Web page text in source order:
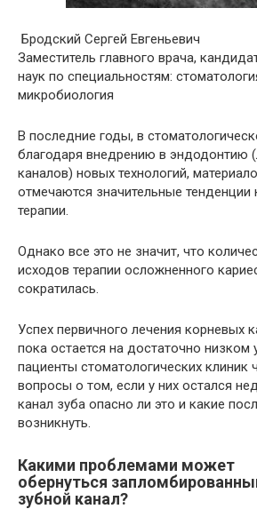
Бродский Сергей Евгеньевич
Заместитель главного врача,
наук по специальностям:
микробиология
В последние годы, в
благодаря внедрению в эндодонтию
каналов) новых технологий,
отмечаются значительные тенденции
терапии.
Однако все это не значит, что
исходов терапии осложненного
сократилась.
Успех первичного лечения корневых
пока остается на достаточно низком
пациенты стоматологических клиник
вопросы о том, если у них остался
канал зуба опасно ли это и какие
возникнуть.
Какими проблемами может
обернуться
зубной канал?